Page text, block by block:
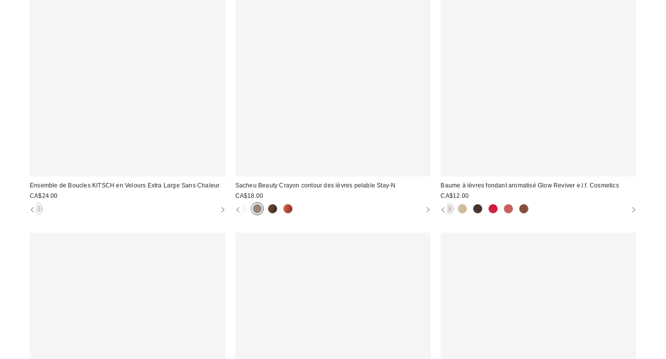
Ensemble de Boucles KITSCH en Velours Extra Large Sans Chaleur
CA$24.00
Sacheu Beauty Crayon contour des lèvres pelable Stay-N
CA$18.00
Baume à lèvres fondant aromatisé Glow Reviver e.l.f. Cosmetics
CA$12.00